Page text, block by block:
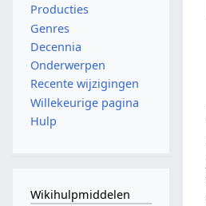
Producties
Genres
Decennia
Onderwerpen
Recente wijzigingen
Willekeurige pagina
Hulp
Wikihulpmiddelen